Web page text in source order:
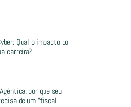
Qual o impacto do
carreira?
por que seu
de um “fiscal”